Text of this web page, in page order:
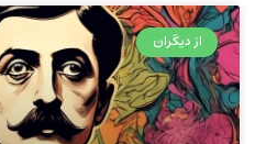
از دیگران